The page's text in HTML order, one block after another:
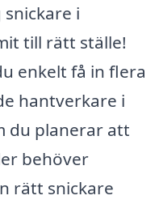
i
till rätt ställe!
enkelt få in flera
hantverkare i
du planerar att
behöver
rätt snickare